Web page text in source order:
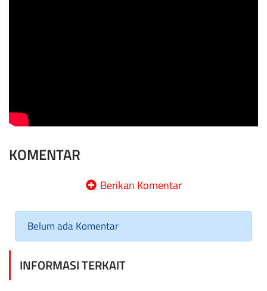
KOMENTAR
Berikan Komentar
Belum ada Komentar
INFORMASI TERKAIT